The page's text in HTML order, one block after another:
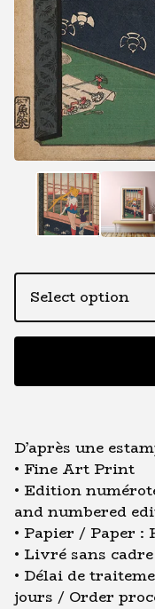
D’après une
• Fine Art Print
• Edition
and numbered
• Papier / Paper :
• Livré sans
• Délai de
jours / Order